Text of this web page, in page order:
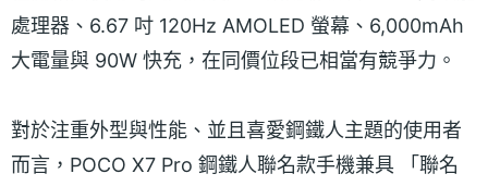
處理器、6.67 吋 120Hz AMOLED 螢幕、6,000mAh
大電量與 90W 快充，在同價位段已相當有競爭力。
對於注重外型與性能、並且喜愛鋼鐵人主題的使用者
而言，POCO X7 Pro 鋼鐵人聯名款手機兼具 「聯名